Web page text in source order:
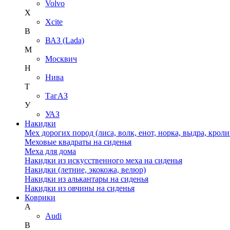
Volvo
X
Xcite
В
ВАЗ (Lada)
М
Москвич
Н
Нива
Т
ТагАЗ
У
УАЗ
Накидки
Мех дорогих пород (лиса, волк, енот, норка, выдра,
Меховые квадраты на сиденья
Меха для дома
Накидки из искусственного меха на сиденья
Накидки (летние, экокожа, велюр)
Накидки из алькантары на сиденья
Накидки из овчины на сиденья
Коврики
A
Audi
B